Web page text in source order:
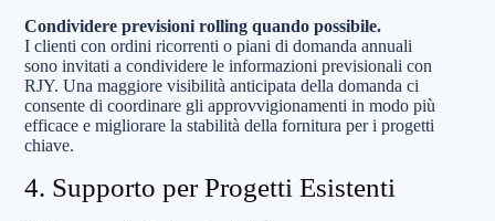
Condividere previsioni rolling quando possibile.
I clienti con ordini ricorrenti o piani di domanda annuali
sono invitati a condividere le informazioni previsionali con
RJY. Una maggiore visibilità anticipata della domanda ci
consente di coordinare gli approvvigionamenti in modo più
efficace e migliorare la stabilità della fornitura per i progetti
chiave.
4. Supporto per Progetti Esistenti